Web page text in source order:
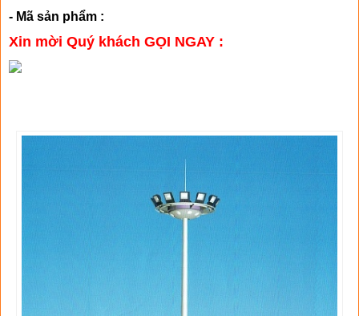
- Mã sản phẩm :
Xin mời Quý khách GỌI NGAY :